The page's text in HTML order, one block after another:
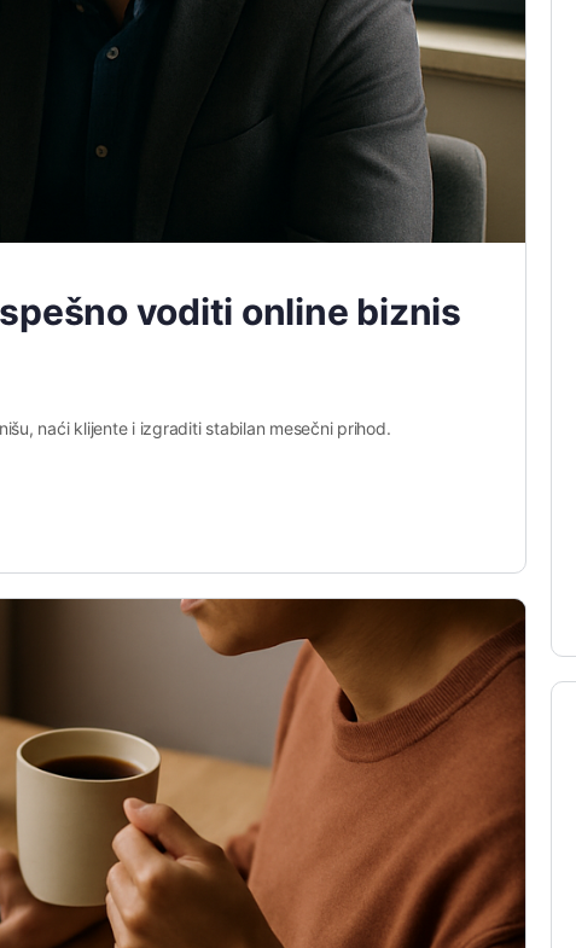
voditi online biznis
naći klijente i izgraditi stabilan mesečni prihod.